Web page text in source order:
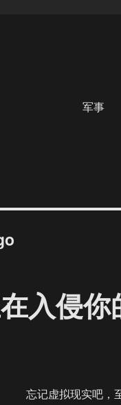
军事
入侵
忘记虚拟现实吧，